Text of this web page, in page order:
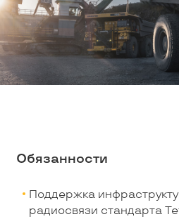
Обязанности
Поддержка
радиосвязи стандарта